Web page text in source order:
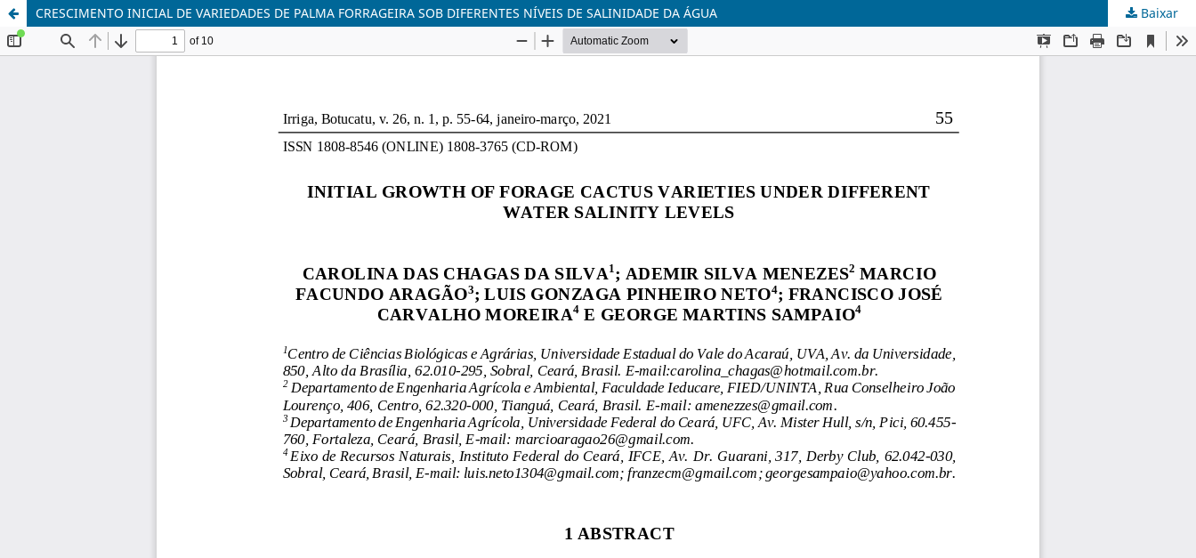
CRESCIMENTO INICIAL DE VARIEDADES DE PALMA FORRAGEIRA SOB DIFERENTES NÍVEIS DE SALINIDADE DA ÁGUA Baixar